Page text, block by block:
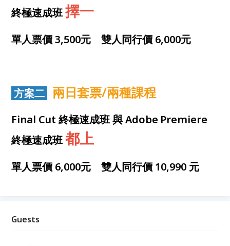
終極速成班擇一
單人票價 3,500元 雙人同行價 6,000元
方案二 兩日套票/兩種課程
Final Cut 終極速成班 與 Adobe Premiere
終極速成班都上
單人票價 6,000元 雙人同行價 10,990 元
Guests